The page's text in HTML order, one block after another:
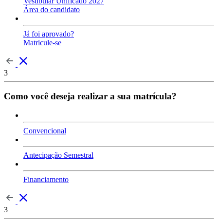
Área do candidato
Já foi aprovado?
Matricule-se
3
Como você deseja realizar a sua matrícula?
Convencional
Antecipação Semestral
Financiamento
3